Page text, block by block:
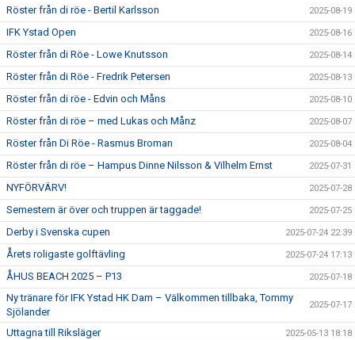
Röster från di röe - Bertil Karlsson 2025-08-19
IFK Ystad Open 2025-08-16
Röster från di Röe - Lowe Knutsson 2025-08-14
Röster från di Röe - Fredrik Petersen 2025-08-13
Röster från di röe - Edvin och Måns 2025-08-10
Röster från di röe – med Lukas och Månz 2025-08-07
Röster från Di Röe - Rasmus Broman 2025-08-04
Röster från di röe – Hampus Dinne Nilsson & Vilhelm Ernst 2025-07-31
NYFÖRVÄRV! 2025-07-28
Semestern är över och truppen är taggade! 2025-07-25
Derby i Svenska cupen 2025-07-24 22:39
Årets roligaste golftävling 2025-07-24 17:13
ÅHUS BEACH 2025 – P13 2025-07-18
Ny tränare för IFK Ystad HK Dam – Välkommen tillbaka, Tommy
Sjölander
2025-07-17
Uttagna till Riksläger 2025-05-13 18:18